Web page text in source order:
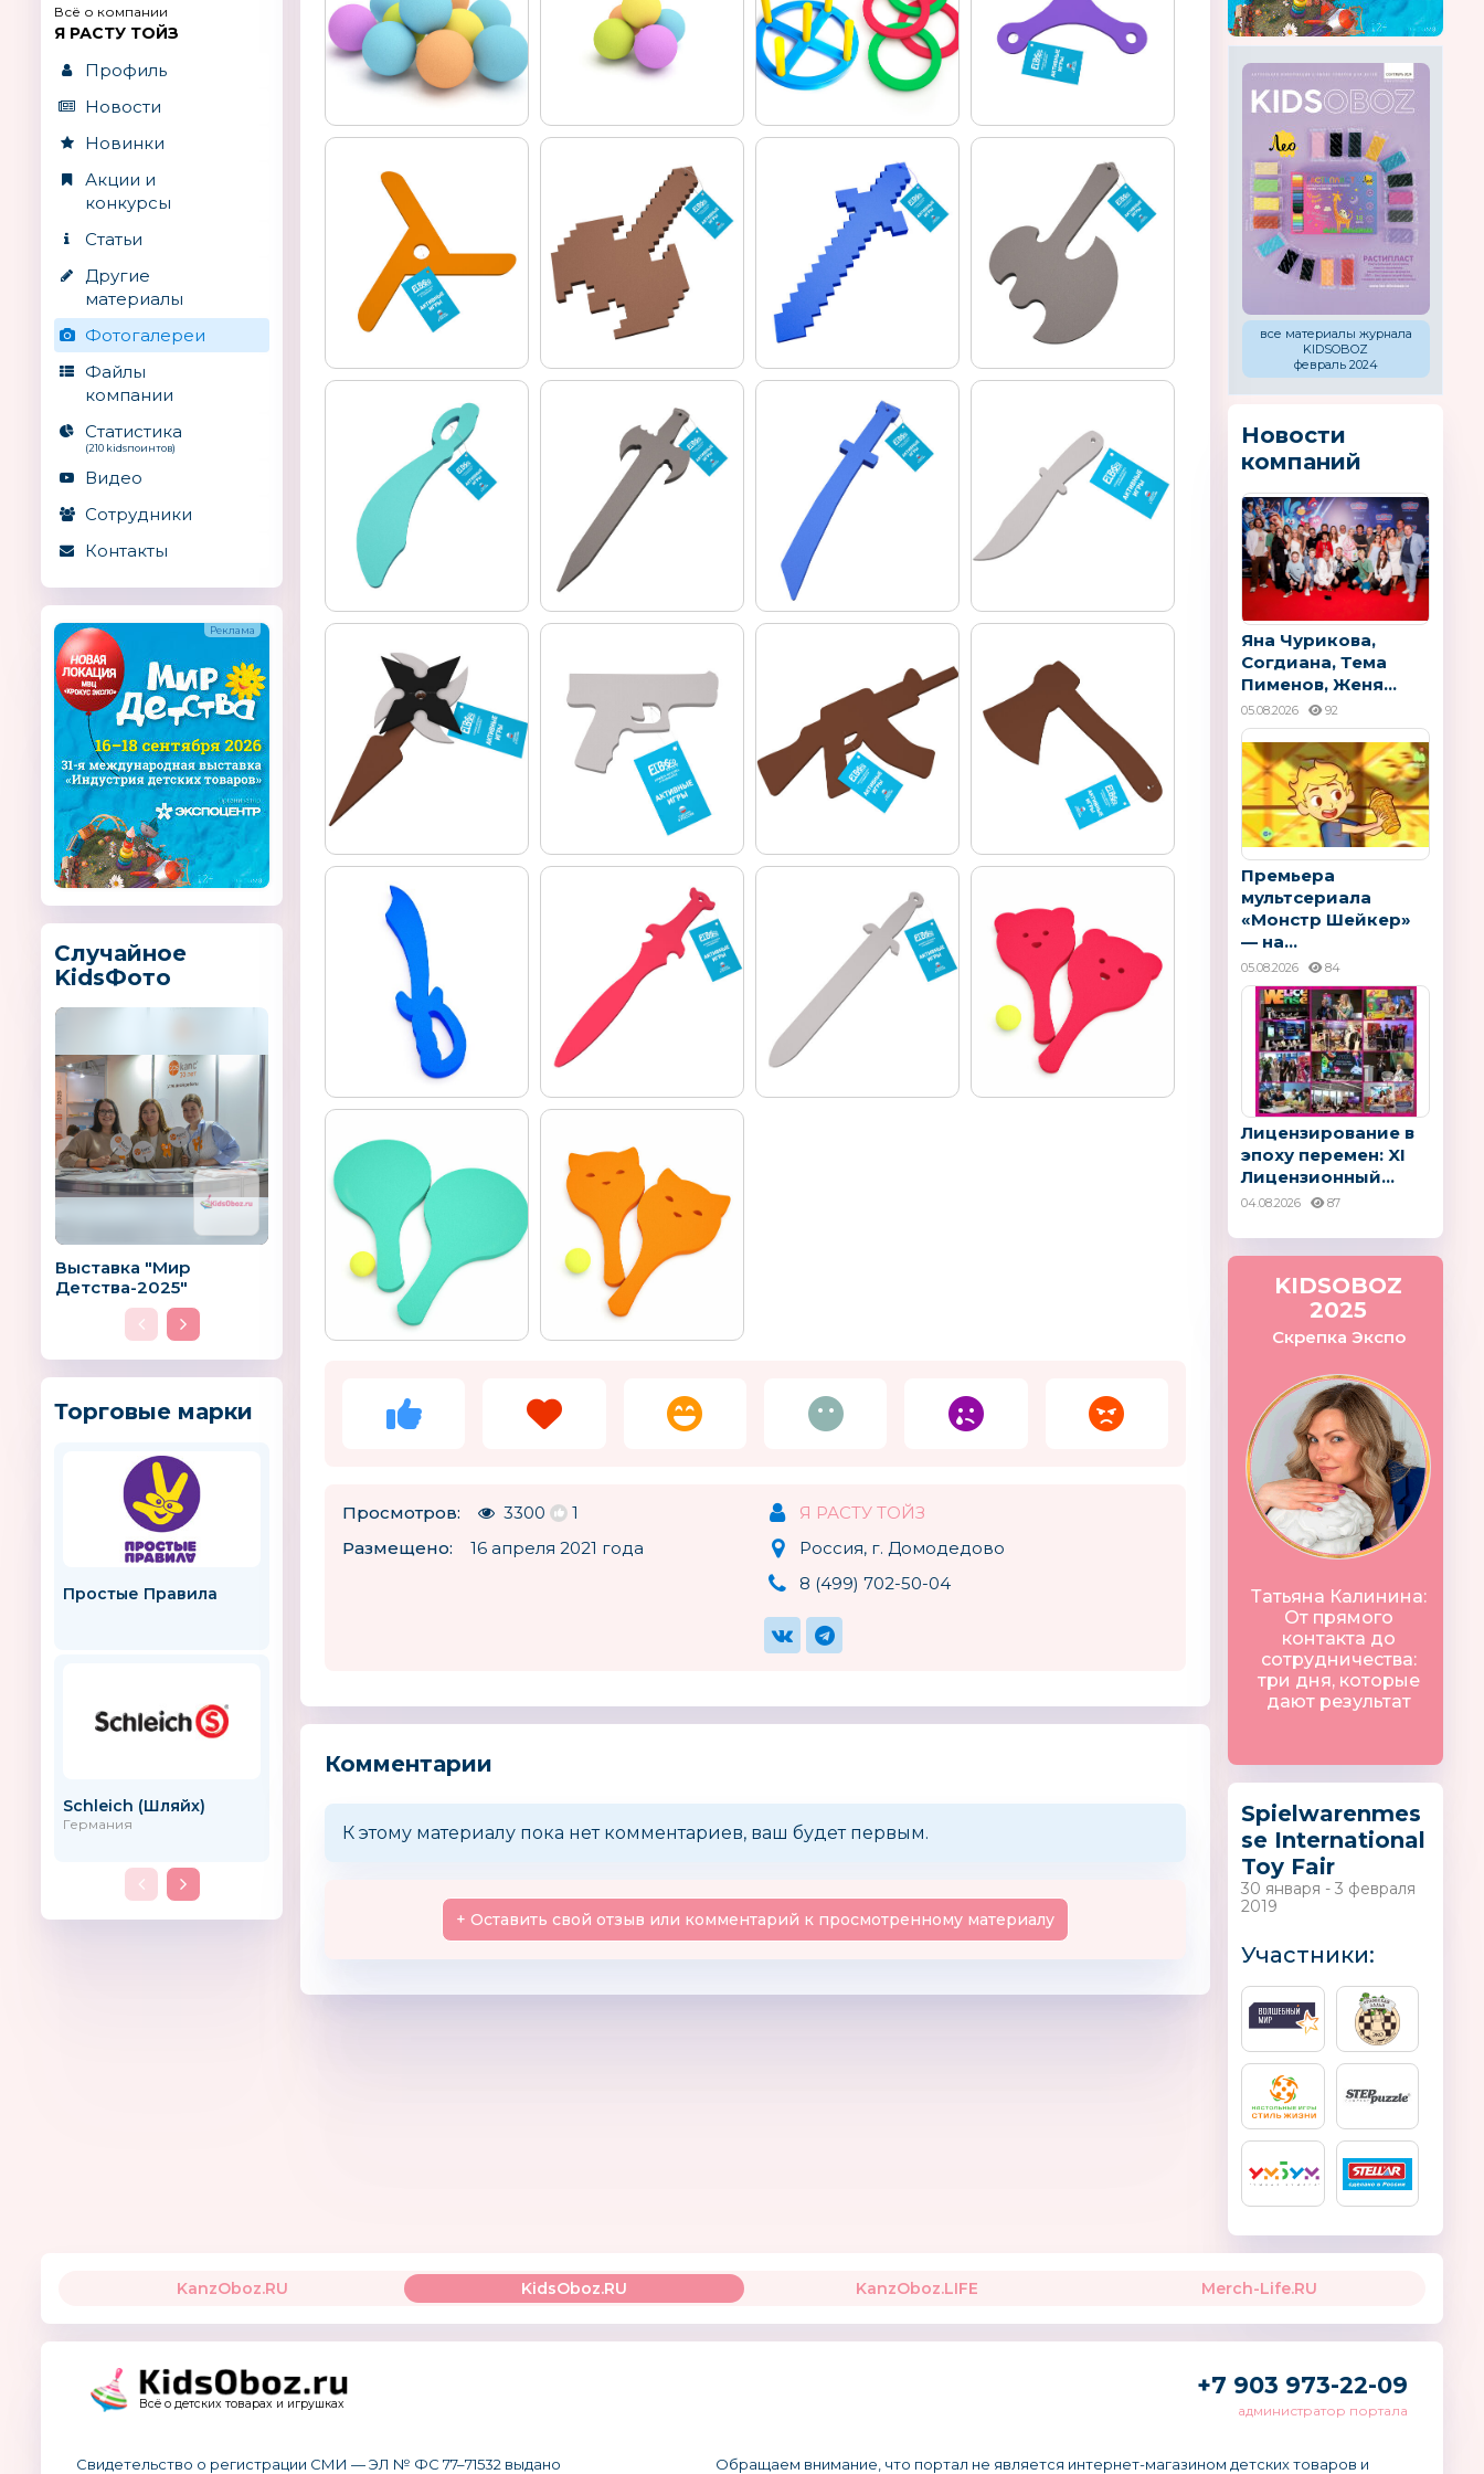
Всё о компании
Я РАСТУ ТОЙЗ
Профиль
Новости
Новинки
Акции и
конкурсы
Статьи
Другие
материалы
Фотогалереи
Файлы
компании
Статистика
(210 kidsпоинтов)
Видео
Сотрудники
Контакты
Случайное
KidsФото
Выставка "Мир
Детства-2025"
Торговые марки
Простые Правила
Schleich (Шляйх)
Германия
Trunki (Транки)
Краснокамская
игрушка
Олимп Сити
АРГО
Sylvanian Families
Nuovita Santa Lucia
НХЛ
TINY LOVE
Просмотров: 3300
1
Размещено:
16 апреля 2021 года
Я РАСТУ ТОЙЗ
Россия, г. Домодедово
8 (499) 702-50-04
Комментарии
К этому материалу пока нет комментариев, ваш будет первым.
+ Оставить свой отзыв или комментарий к просмотренному материалу
все материалы журнала
KIDSOBOZ
февраль 2024
Новости
компаний
Яна Чурикова,
Согдиана, Тема
Пименов, Женя...
05.08.2026 92
Премьера
мультсериала
«Монстр Шейкер»
— на...
05.08.2026 84
Лицензирование в
эпоху перемен: XI
Лицензионный...
04.08.2026 87
KIDSOBOZ
2025
Скрепка Экспо
Татьяна Калинина:
От прямого
контакта до
сотрудничества:
три дня, которые
дают результат
Spielwarenmes
se International
Toy Fair
30 января - 3 февраля
2019
Участники:
KanzOboz.RU KidsOboz.RU KanzOboz.LIFE Merch-Life.RU
Всё о детских товарах и игрушках
+7 903 973-22-09
администратор портала
Свидетельство о регистрации СМИ — ЭЛ № ФС 77–71532 выдано Обращаем внимание, что портал не является интернет-магазином детских товаров и